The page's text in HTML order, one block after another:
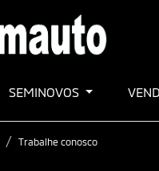
SEMINOVOS
Trabalhe conosco